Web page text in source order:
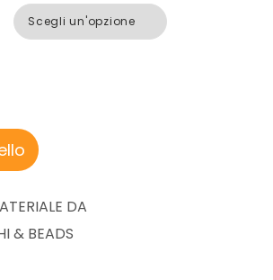
DA
& BEADS